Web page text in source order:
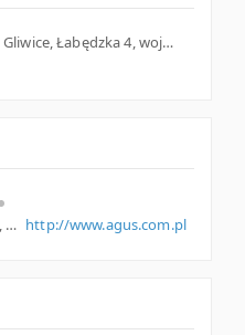
44-121 Gliwice, Łabędzka 4, woj. Śląskie, pow. Gliwice, gm. Gliwice
Plac Marszałka Piłsudskiego 3, 00-078 Warszawa, mazowieckie http://www.agus.com.pl